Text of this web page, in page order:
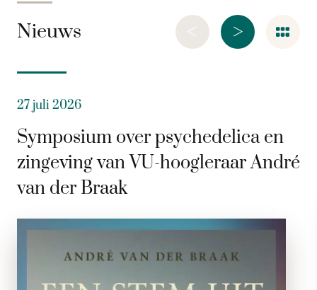
Nieuws >
<
27 juli 2026
Symposium over psychedelica en
zingeving van VU-hoogleraar André
van der Braak